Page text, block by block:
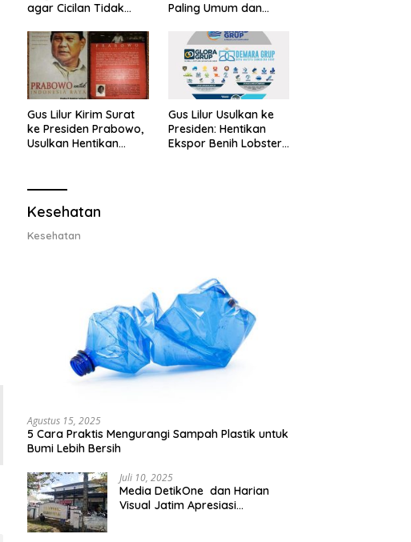
agar Cicilan Tidak
Paling Umum dan
Gus Lilur Kirim Surat
ke Presiden Prabowo,
Usulkan Hentikan
Lobster 50 Gram
Gus Lilur Usulkan ke
Presiden: Hentikan
Ekspor Benih Lobster,
Kesehatan
Kesehatan
Agustus 15, 2025
5 Cara Praktis Mengurangi Sampah Plastik untuk
Bumi Lebih Bersih
Juli 10, 2025
Media DetikOne dan Harian
Visual Jatim Apresiasi